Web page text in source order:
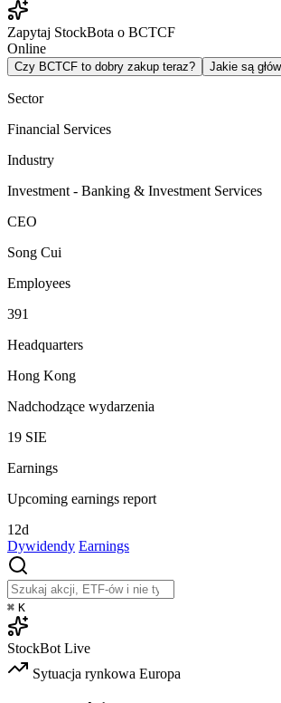
Zapytaj StockBota o BCTCF
Online
Czy BCTCF to dobry zakup teraz? Jakie są
Sector
Financial Services
Industry
Investment - Banking & Investment Services
CEO
Song Cui
Employees
391
Headquarters
Hong Kong
Nadchodzące wydarzenia
19 SIE
Earnings
Upcoming earnings report
12d
Dywidendy Earnings
⌘ K
StockBot Live
Sytuacja rynkowa Europa